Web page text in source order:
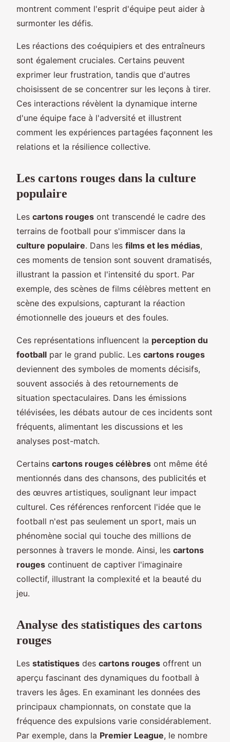
montrent comment l'esprit d'équipe peut aider à
surmonter les défis.
Les réactions des coéquipiers et des entraîneurs
sont également cruciales. Certains peuvent
exprimer leur frustration, tandis que d'autres
choisissent de se concentrer sur les leçons à tirer.
Ces interactions révèlent la dynamique interne
d'une équipe face à l'adversité et illustrent
comment les expériences partagées façonnent les
relations et la résilience collective.
Les cartons rouges dans la culture
populaire
Les cartons rouges ont transcendé le cadre des
terrains de football pour s'immiscer dans la
culture populaire. Dans les films et les médias,
ces moments de tension sont souvent dramatisés,
illustrant la passion et l'intensité du sport. Par
exemple, des scènes de films célèbres mettent en
scène des expulsions, capturant la réaction
émotionnelle des joueurs et des foules.
Ces représentations influencent la perception du
football par le grand public. Les cartons rouges
deviennent des symboles de moments décisifs,
souvent associés à des retournements de
situation spectaculaires. Dans les émissions
télévisées, les débats autour de ces incidents sont
fréquents, alimentant les discussions et les
analyses post-match.
Certains cartons rouges célèbres ont même été
mentionnés dans des chansons, des publicités et
des œuvres artistiques, soulignant leur impact
culturel. Ces références renforcent l'idée que le
football n'est pas seulement un sport, mais un
phénomène social qui touche des millions de
personnes à travers le monde. Ainsi, les cartons
rouges continuent de captiver l'imaginaire
collectif, illustrant la complexité et la beauté du
jeu.
Analyse des statistiques des cartons
rouges
Les statistiques des cartons rouges offrent un
aperçu fascinant des dynamiques du football à
travers les âges. En examinant les données des
principaux championnats, on constate que la
fréquence des expulsions varie considérablement.
Par exemple, dans la Premier League, le nombre